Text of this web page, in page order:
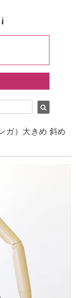
ガ）大きめ 斜め